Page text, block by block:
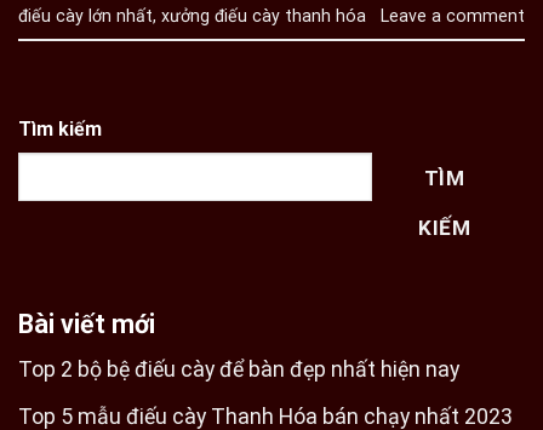
điếu cày lớn nhất, xưởng điếu cày thanh hóa Leave a comment
Tìm kiếm
TÌM
KIẾM
Bài viết mới
Top 2 bộ bệ điếu cày để bàn đẹp nhất hiện nay
Top 5 mẫu điếu cày Thanh Hóa bán chạy nhất 2023